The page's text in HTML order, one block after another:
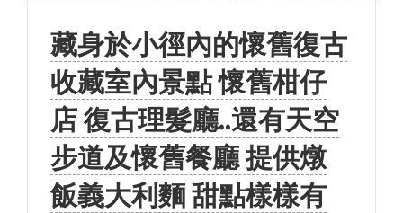
藏身於小徑內的懷舊復古
收藏室內景點 懷舊柑仔
店 復古理髮廳..還有天空
步道及懷舊餐廳 提供燉
飯義大利麵 甜點樣樣有